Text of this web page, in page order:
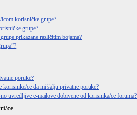
korisničke grupe?
grupe?
prikazane različitim bojama?
poruke?
korisnike/ce da mi šalju privatne poruke?
uvredljive e-mailove dobivene od korisnika/ce foruma?
ce